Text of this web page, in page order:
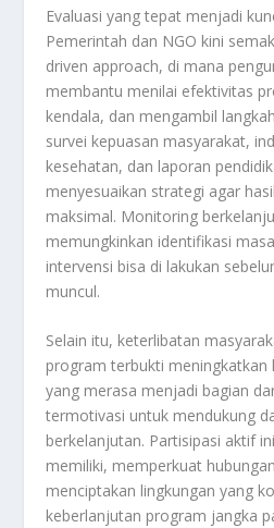
Evaluasi yang tepat menjadi
Pemerintah dan NGO kini
driven approach, di mana
membantu menilai efektivitas
kendala, dan mengambil
survei kepuasan masyarakat,
kesehatan, dan laporan
menyesuaikan strategi agar
maksimal. Monitoring
memungkinkan identifikasi
intervensi bisa di lakukan
muncul.
Selain itu, keterlibatan
program terbukti meningkatkan
yang merasa menjadi bagian
termotivasi untuk mendukung
berkelanjutan. Partisipasi aktif
memiliki, memperkuat
menciptakan lingkungan yang
keberlanjutan program jangka